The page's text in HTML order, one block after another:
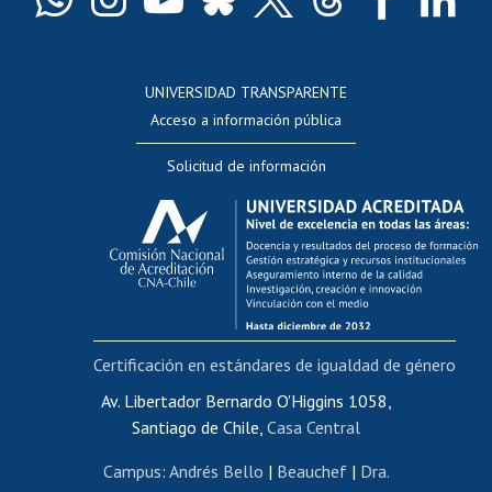
Docentes
Evaluación docente
Calificación académica
Postulación al AUCAI
Funcionarias/os
Cursos internos de capacitación
Bienestar del personal
Portal de movilidad interna
Certificado de renta
Certificado de renta honorarios
UNIVERSIDAD TRANSPARENTE
Acceso a información pública
Solicitud de información
Av. Libertador Bernardo O'Higgins 1058,
Santiago de Chile, Casa Central
Campus: Andrés Bello | Beauchef| Dra.
Certificación en estándares de igualdad de género